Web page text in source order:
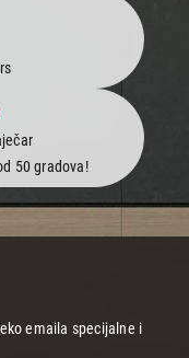
50 gradova!
emaila specijalne i